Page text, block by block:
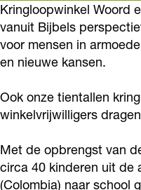
o
o
r
e
n
a
a
r
W
o
o
r
d
n
D
Kringloopwinkel Woord
vanuit Bijbels
voor mensen in
en nieuwe kansen.
Ook onze tientallen
winkelvrijwilligers
Met de opbrengst van
circa 40 kinderen uit de
(Colombia) naar school